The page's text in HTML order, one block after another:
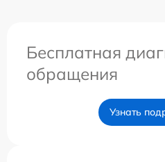
Бесплатная
обращения
Узнать